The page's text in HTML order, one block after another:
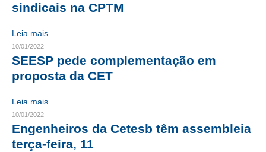
COMPOSIÇÃO
CONSELHOS ASSESSORES
PERSONALIDADES DA TECNOLOGIA
NÚCLEO DA MULHER ENGENHEIRA
JURÍDICO
sindicais na CPTM
Leia mais
10/01/2022
SEESP pede complementação em
proposta da CET
Leia mais
10/01/2022
Engenheiros da Cetesb têm assembleia
terça-feira, 11